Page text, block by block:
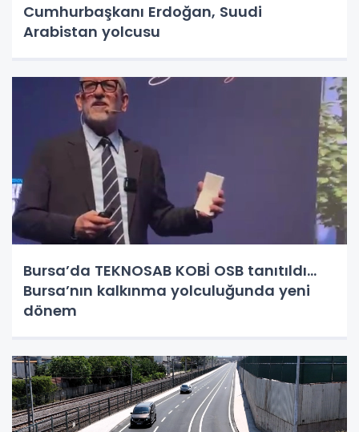
Cumhurbaşkanı Erdoğan, Suudi
Arabistan yolcusu
Bursa’da TEKNOSAB KOBİ OSB tanıtıldı...
Bursa’nın kalkınma yolculuğunda yeni
dönem